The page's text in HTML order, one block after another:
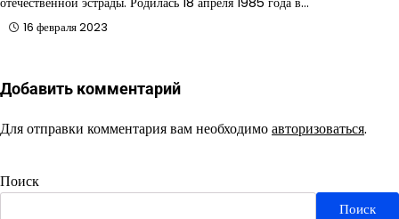
16 февраля 2023
Добавить комментарий
Для отправки комментария вам необходимоавторизоваться.
Поиск
Поиск